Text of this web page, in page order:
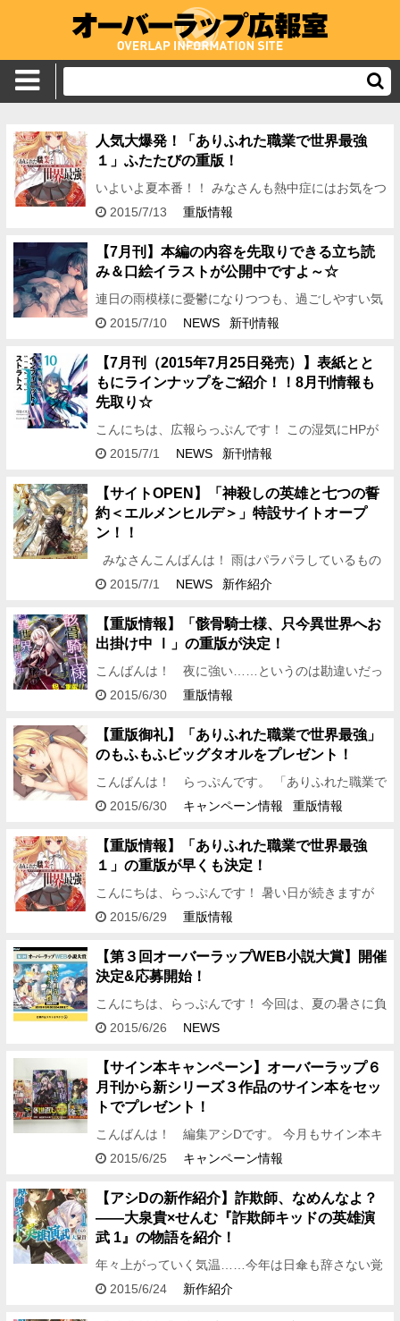
人気大爆発！「ありふれた職業で世界最強
１」ふたたびの重版！
いよいよ夏本番！！ みなさんも熱中症にはお気をつ
けくださいね。 改めましてこんばんは、広報のらっ
界最強…
2015/7/13 重版情報
【7月刊】本編の内容を先取りできる立ち読
み＆口絵イラストが公開中ですよ～☆
連日の雨模様に憂鬱になりつつも、過ごしやすい気
温には満足しています。 ジメジメするのはツラいで
は！ 広報のらっぷ…
2015/7/10 NEWS 新刊情報
【7月刊（2015年7月25日発売）】表紙とと
もにラインナップをご紹介！！8月刊情報も
先取り☆
こんにちは、広報らっぷんです！ この湿気にHPが
どんどん奪われてゆくのです・・・ そんなときはア
合わせです…
2015/7/1 NEWS 新刊情報
【サイトOPEN】「神殺しの英雄と七つの誓
約＜エルメンヒルデ＞」特設サイトオープ
ン！！
みなさんこんばんは！ 雨はパラパラしているもの
の、ちょこっと涼しくて快適ならっぷんです♪ さ
2015/7/1 NEWS 新作紹介
【重版情報】「骸骨騎士様、只今異世界へお
出掛け中 Ⅰ」の重版が決定！
こんばんは！ 夜に強い……というのは勘違いだっ
たと最近気づいたらっぷんです！ 今回もさらに
2015/6/30 重版情報
【重版御礼】「ありふれた職業で世界最強」
のもふもふビッグタオルをプレゼント！
こんばんは！ らっぷんです。 「ありふれた職業で
世界最強」の重版を記念して、 ユエのもふもふビッ
す！！ …
2015/6/30 キャンペーン情報 重版情報
【重版情報】「ありふれた職業で世界最強
１」の重版が早くも決定！
こんにちは、らっぷんです！ 暑い日が続きますが
今回もとびっきりの最強ニュースを持ってきました
に…
2015/6/29 重版情報
【第３回オーバーラップWEB小説大賞】開催
決定&応募開始！
こんにちは、らっぷんです！ 今回は、夏の暑さに負
けないビックなニュースをお届けしますよ～！ 第１
ン…
2015/6/26 NEWS
【サイン本キャンペーン】オーバーラップ６
月刊から新シリーズ３作品のサイン本をセッ
トでプレゼント！
こんばんは！ 編集アシDです。 今月もサイン本キ
ャンペーンをやっちゃいますよ～！！ 今回は、オー
2015/6/25 キャンペーン情報
【アシDの新作紹介】詐欺師、なめんなよ？
――大泉貴×せんむ『詐欺師キッドの英雄演
武 1』の物語を紹介！
年々上がっていく気温……今年は日傘も辞さない覚
悟です。 どうも、編集アシDです。 6月25日のオー
2015/6/24 新作紹介